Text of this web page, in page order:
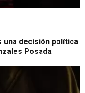
una decisión política
Posada